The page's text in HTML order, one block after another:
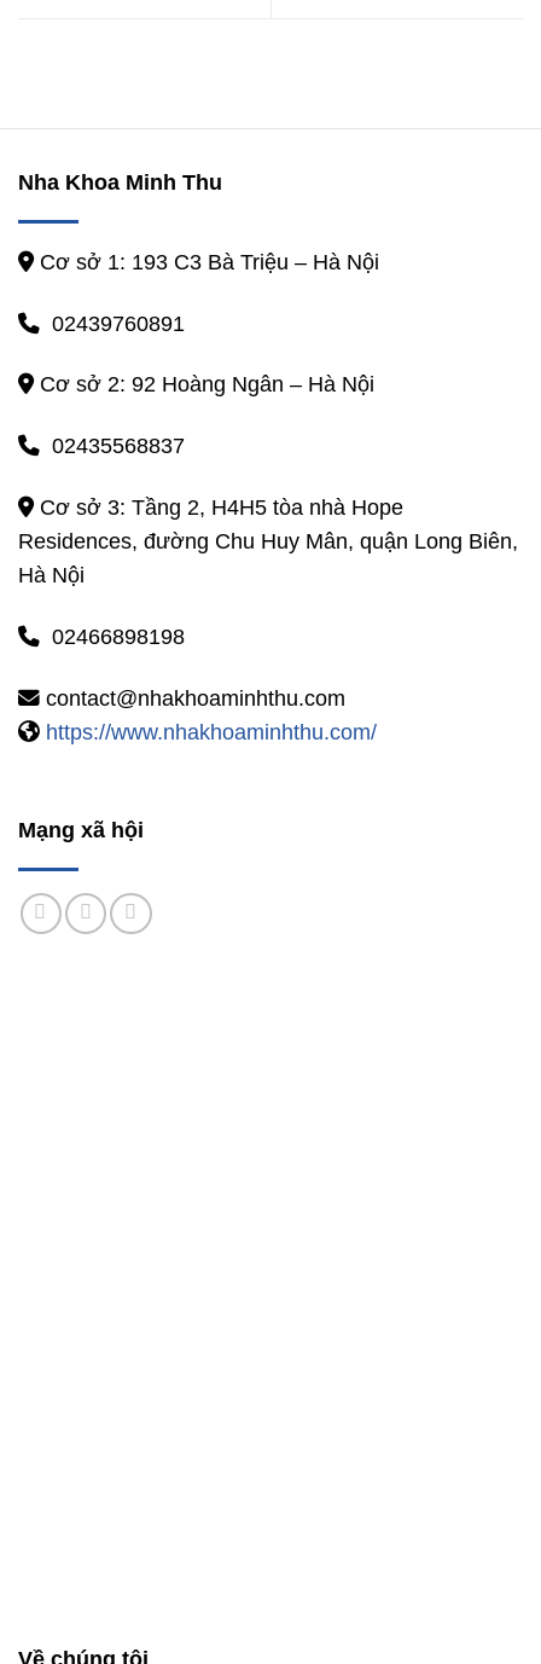
Nha Khoa Minh Thu
Cơ sở 1: 193 C3 Bà Triệu – Hà Nội
02439760891
Cơ sở 2: 92 Hoàng Ngân – Hà Nội
02435568837
Cơ sở 3: Tầng 2, H4H5 tòa nhà Hope
Residences, đường Chu Huy Mân, quận Long Biên,
Hà Nội
02466898198
contact@nhakhoaminhthu.com
https://www.nhakhoaminhthu.com/
Mạng xã hội